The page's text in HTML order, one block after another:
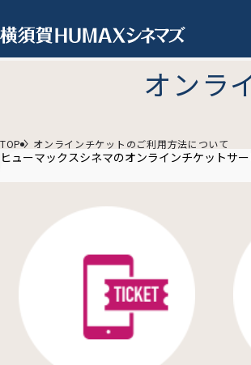
オンラ
TOP オンラインチケットのご利用方法について
ヒューマックスシネマのオンラインチケットサ